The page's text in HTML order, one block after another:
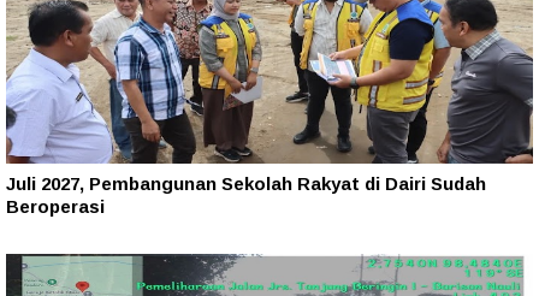
Juli 2027, Pembangunan Sekolah Rakyat di Dairi Sudah
Beroperasi